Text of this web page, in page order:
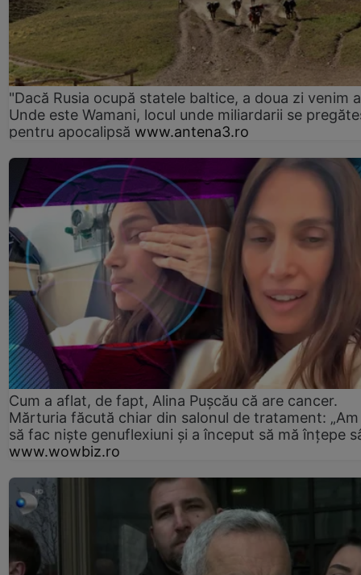
"Dacă Rusia ocupă statele baltice, a doua zi venim
Unde este Wamani, locul unde miliardarii se
pentru apocalipsă www.antena3.ro
Cum a aflat, de fapt, Alina Pușcău că are cancer.
Mărturia făcută chiar din salonul de tratament:
să fac niște genuflexiuni și a început să mă înțepe
www.wowbiz.ro